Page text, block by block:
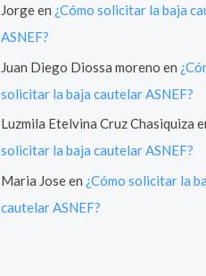
Jorgeen ¿Cómo solicitar la baja
ASNEF?
Juan Diego Diossa moreno en
solicitar la baja cautelar ASNEF?
Luzmila Etelvina Cruz Chasiquiza
solicitar la baja cautelar ASNEF?
Maria Joseen ¿Cómo solicitar la
cautelar ASNEF?